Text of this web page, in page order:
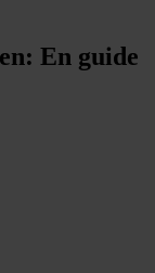
En guide